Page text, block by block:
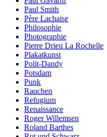
Paul Smith
Père Lachaise
Philosophie
Photographie
Pierre Drieu La Rochelle
Plakatkunst
Polit-Dandy
Potsdam
Punk
Rauchen
Refugium
Renaissance
Roger Willemsen
Roland Barthes